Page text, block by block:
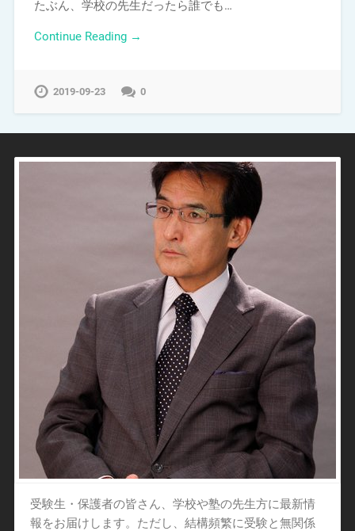
たぶん、学校の先生だったら誰でも…
Continue Reading →
2019-09-23 0
受験生・保護者の皆さん、学校や塾の先生方に最新情
報をお届けします。ただし、結構頻繁に受験と無関係